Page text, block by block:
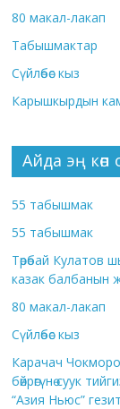
80 макал-лакап
Табышмактар
Сүйлөбөс кыз
Карышкырдын
Айда эң көп
55 табышмак
55 табышмак
Төрөбай Кулатов
казак балбанын
80 макал-лакап
Сүйлөбөс кыз
Карачач
бөйрөгүнө суук
“Азия Ньюс”